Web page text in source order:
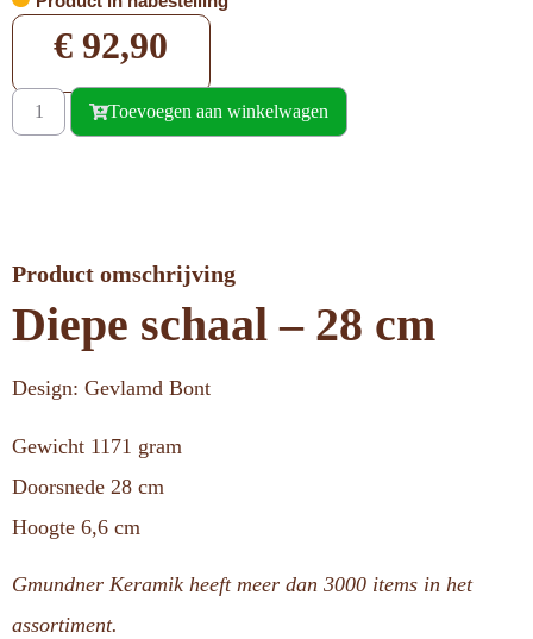
€ 92,90
Toevoegen aan winkelwagen
Product omschrijving
Diepe schaal – 28 cm
Design: Gevlamd Bont
Gewicht 1171 gram
Doorsnede 28 cm
Hoogte 6,6 cm
Gmundner Keramik heeft meer dan 3000 items in het
assortiment.